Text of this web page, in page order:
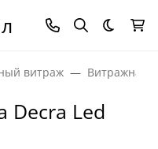
Темная
витраж Витражная
Decra Led